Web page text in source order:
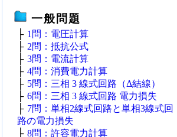
一般問題
├ 1問：電圧計算
├ 2問：抵抗公式
├ 3問：電流計算
├ 4問：消費電力計算
├ 5問：三相 3 線式回路（Δ結線）
├ 6問：三相 3 線式回路 電力損失
├ 7問：単相2線式回路と単相3線式回
路の電力損失
├ 8問：許容電力計算